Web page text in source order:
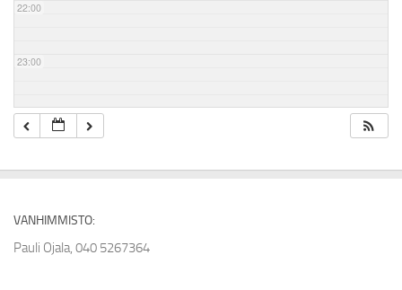
22:00
23:00
VANHIMMISTO:
Pauli Ojala, 040 5267364